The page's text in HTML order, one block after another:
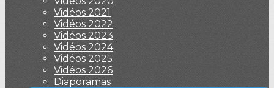
Vidéos 2021
Vidéos 2022
Vidéos 2023
Vidéos 2024
Vidéos 2025
Vidéos 2026
Diaporamas